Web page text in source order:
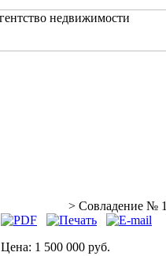
> Совладение № 1
Цена: 1 500 000 руб.